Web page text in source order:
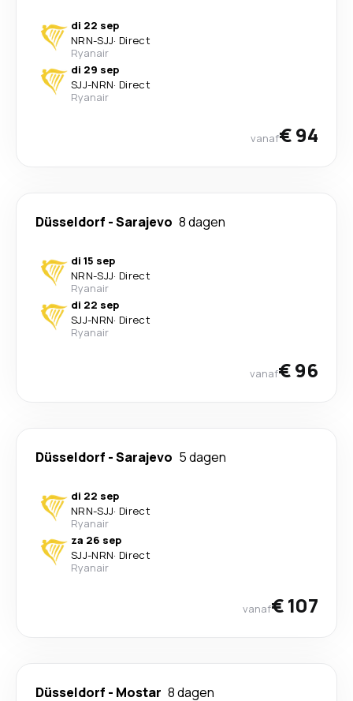
di 22 sep
NRN-SJJ· Direct
Ryanair
di 29 sep
SJJ-NRN· Direct
Ryanair
vanaf€ 94
Düsseldorf -Sarajevo 8 dagen
di 15 sep
NRN-SJJ· Direct
Ryanair
di 22 sep
SJJ-NRN· Direct
Ryanair
vanaf€ 96
Düsseldorf -Sarajevo 5 dagen
di 22 sep
NRN-SJJ· Direct
Ryanair
za 26 sep
SJJ-NRN· Direct
Ryanair
vanaf€ 107
Düsseldorf - Mostar 8 dagen